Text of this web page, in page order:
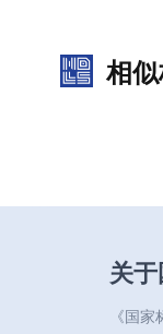
相
关
《国